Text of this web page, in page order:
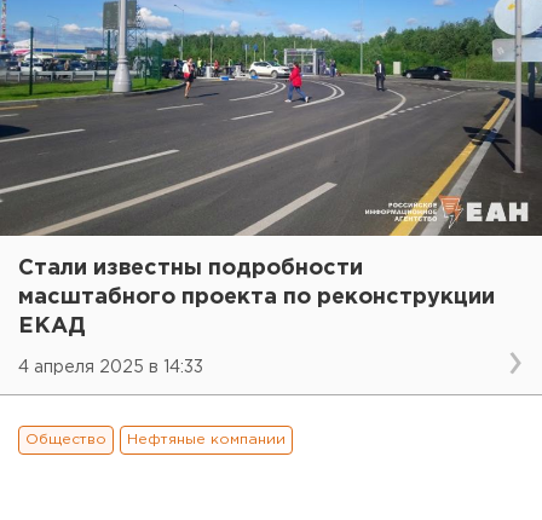
Стали известны подробности
масштабного проекта по реконструкции
ЕКАД
4 апреля 2025 в 14:33
Общество Нефтяные компании